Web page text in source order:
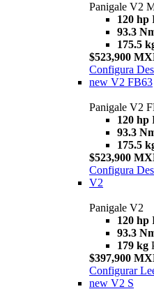
Panigale V2
120 hp
93.3
175.5
$523,900
Configura
new V2 FB63
Panigale V2
120 hp
93.3
175.5
$523,900
Configura
V2
Panigale V2
120 hp
93.3
179 kg
$397,900
Configurar
new V2 S